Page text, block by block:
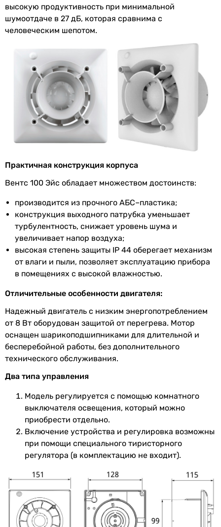
Минимальная
температура
перемещаемого
воздуха
1 °C
Максимальная
температура
перемещаемого
воздуха
45 °C
Количество
скоростей
Производство Украина
Электропитание 230 В
Номинальный
ток
0.05 А
Частота тока 50 Гц, 60 Гц
Физические характеристики
Диаметр 100 мм
Глубина
79 мм
Цвет белый
Ширина
передней
панели
151 мм
Высота
передней
панели
151 мм
Глубина
36 мм
высокую продуктивность при минимальной
шумоотдаче в 27 дБ, которая сравнима с
человеческим шепотом.
Практичная конструкция корпуса
Вентс 100 Эйс обладает множеством достоинств:
производится из прочного АБС–пластика;
конструкция выходного патрубка уменьшает
турбулентность, снижает уровень шума и
увеличивает напор воздуха;
высокая степень защиты IP 44 оберегает механизм
от влаги и пыли, позволяет эксплуатацию прибора
в помещениях с высокой влажностью.
Отличительные особенности двигателя:
Надежный двигатель с низким энергопотреблением
от 8 Вт оборудован защитой от перегрева. Мотор
оснащен шарикоподшипниками для длительной и
бесперебойной работы, без дополнительного
технического обслуживания.
Два типа управления
Модель регулируется с помощью комнатного
выключателя освещения, который можно
приобрести отдельно.
Включение устройства и регулировка возможны
при помощи специального тиристорного
регулятора (в комплектацию не входит).